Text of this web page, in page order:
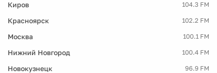
Киров 104.3 FM
Красноярск 102.2 FM
Москва 100.1 FM
Нижний Новгород 100.4 FM
Новокузнецк 96.9 FM